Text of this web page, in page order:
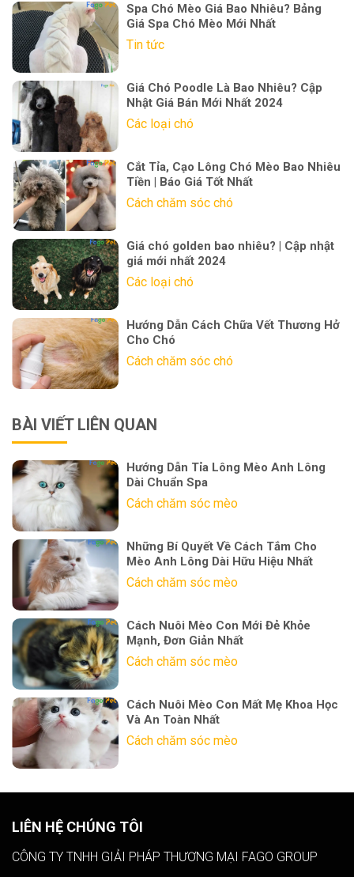
Spa Chó Mèo Giá Bao Nhiêu? Bảng
Giá Spa Chó Mèo Mới Nhất
Tin tức
Giá Chó Poodle Là Bao Nhiêu? Cập
Nhật Giá Bán Mới Nhất 2024
Các loại chó
Cắt Tỉa, Cạo Lông Chó Mèo Bao Nhiêu
Tiền | Báo Giá Tốt Nhất
Cách chăm sóc chó
Giá chó golden bao nhiêu? | Cập nhật
giá mới nhất 2024
Các loại chó
Hướng Dẫn Cách Chữa Vết Thương Hở
Cho Chó
Cách chăm sóc chó
BÀI VIẾT LIÊN QUAN
Hướng Dẫn Tỉa Lông Mèo Anh Lông
Dài Chuẩn Spa
Cách chăm sóc mèo
Những Bí Quyết Về Cách Tắm Cho
Mèo Anh Lông Dài Hữu Hiệu Nhất
Cách chăm sóc mèo
Cách Nuôi Mèo Con Mới Đẻ Khỏe
Mạnh, Đơn Giản Nhất
Cách chăm sóc mèo
Cách Nuôi Mèo Con Mất Mẹ Khoa Học
Và An Toàn Nhất
Cách chăm sóc mèo
LIÊN HỆ CHÚNG TÔI
CÔNG TY TNHH GIẢI PHÁP THƯƠNG MẠI FAGO GROUP